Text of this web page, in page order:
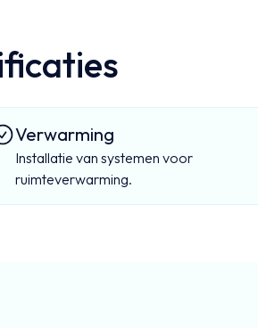
Verwarming
Installatie van systemen voor
ruimteverwarming.